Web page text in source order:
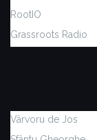
RootIO
Grassroots Radio
Vârvoru de Jos